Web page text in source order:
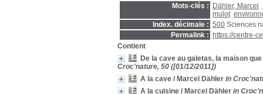
Mots-clés :
Dähler, Marcel
mulot
Index. décimale : 500 Sciences
Permalink :
https://centre-
Contient
De la cave au galetas, la maison
Croc'nature, 50 ([01/12/2011])
A la cave / Marcel Dähler in
A la cuisine / Marcel Dähler in